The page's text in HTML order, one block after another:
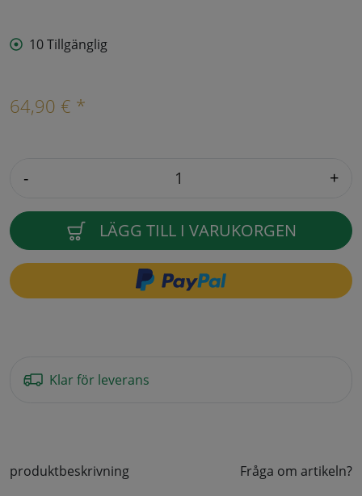
10 Tillgänglig
64,90 € *
- +
LÄGG TILL I VARUKORGEN
Klar för leverans
produktbeskrivning Fråga om artikeln?